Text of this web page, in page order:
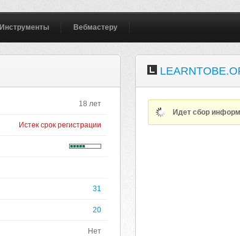
Инструменты Вебмастеру
18 лет
Истек срок регистрации
31
20
Нет
Идет сбор